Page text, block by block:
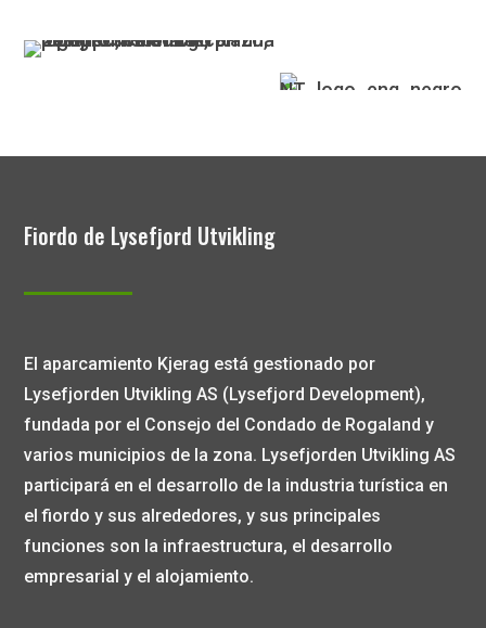
Fiordo de Lysefjord Utvikling
El aparcamiento Kjerag está gestionado por
Lysefjorden Utvikling AS (Lysefjord Development),
fundada por el Consejo del Condado de Rogaland y
varios municipios de la zona. Lysefjorden Utvikling AS
participará en el desarrollo de la industria turística en
el fiordo y sus alrededores, y sus principales
funciones son la infraestructura, el desarrollo
empresarial y el alojamiento.